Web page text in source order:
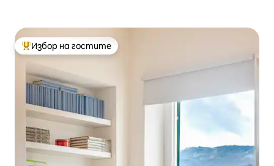
Най-популярен избор на гостите
Избор на гостите